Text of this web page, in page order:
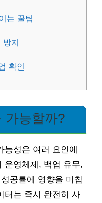
는 꿀팁
방지
확인
가능할까?
성은 여러 요인에
운영체제, 백업 유무,
공률에 영향을 미칩
터는 즉시 완전히 사